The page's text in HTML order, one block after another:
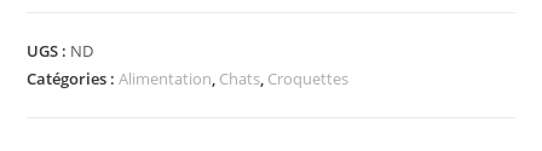
UGS : ND
Catégories :Alimentation, Chats, Croquettes